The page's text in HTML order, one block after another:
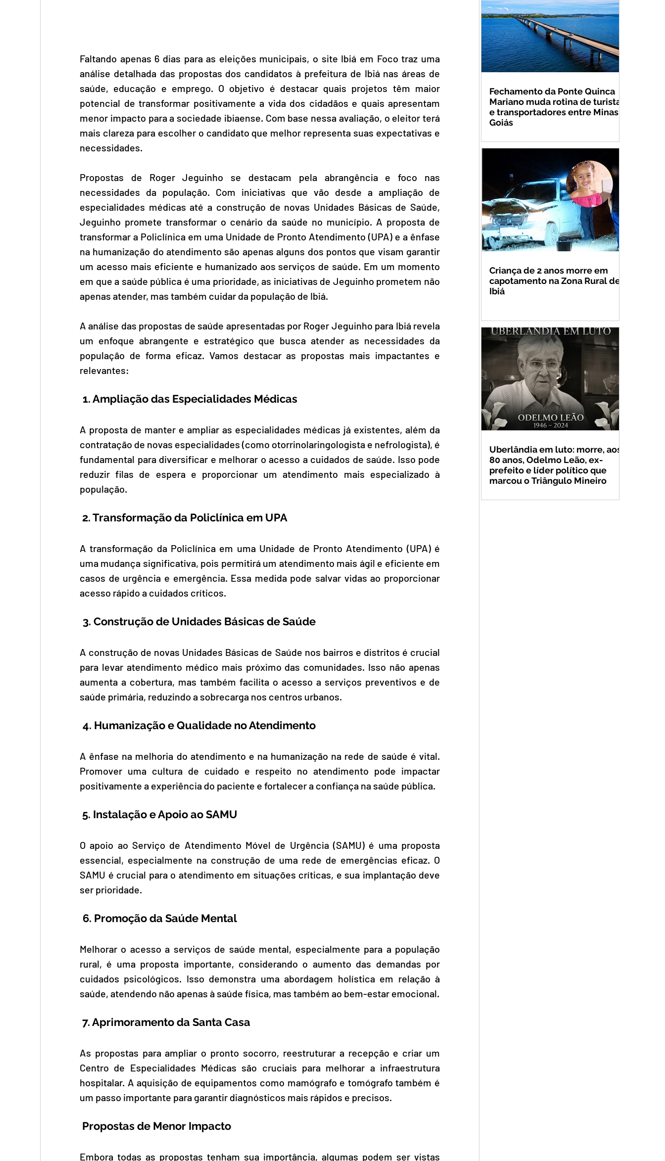
Faltando apenas 6 dias para as eleições municipais, o site Ibiá em Foco traz uma
análise detalhada das propostas dos candidatos à prefeitura de Ibiá nas áreas de
saúde, educação e emprego. O objetivo é destacar quais projetos têm maior
potencial de transformar positivamente a vida dos cidadãos e quais apresentam
menor impacto para a sociedade ibiaense. Com base nessa avaliação, o eleitor terá
mais clareza para escolher o candidato que melhor representa suas expectativas e
necessidades.
Propostas de Roger Jeguinho se destacam pela abrangência e foco nas
necessidades da população. Com iniciativas que vão desde a ampliação de
especialidades médicas até a construção de novas Unidades Básicas de Saúde,
Jeguinho promete transformar o cenário da saúde no município. A proposta de
transformar a Policlínica em uma Unidade de Pronto Atendimento (UPA) e a ênfase
na humanização do atendimento são apenas alguns dos pontos que visam garantir
um acesso mais eficiente e humanizado aos serviços de saúde. Em um momento
em que a saúde pública é uma prioridade, as iniciativas de Jeguinho prometem não
apenas atender, mas também cuidar da população de Ibiá.
A análise das propostas de saúde apresentadas por Roger Jeguinho para Ibiá revela
um enfoque abrangente e estratégico que busca atender as necessidades da
população de forma eficaz. Vamos destacar as propostas mais impactantes e
relevantes:
1. Ampliação das Especialidades Médicas
A proposta de manter e ampliar as especialidades médicas já existentes, além da
contratação de novas especialidades (como otorrinolaringologista e nefrologista), é
fundamental para diversificar e melhorar o acesso a cuidados de saúde. Isso pode
reduzir filas de espera e proporcionar um atendimento mais especializado à
população.
2. Transformação da Policlínica em UPA
A transformação da Policlínica em uma Unidade de Pronto Atendimento (UPA) é
uma mudança significativa, pois permitirá um atendimento mais ágil e eficiente em
casos de urgência e emergência. Essa medida pode salvar vidas ao proporcionar
acesso rápido a cuidados críticos.
3. Construção de Unidades Básicas de Saúde
A construção de novas Unidades Básicas de Saúde nos bairros e distritos é crucial
para levar atendimento médico mais próximo das comunidades. Isso não apenas
aumenta a cobertura, mas também facilita o acesso a serviços preventivos e de
saúde primária, reduzindo a sobrecarga nos centros urbanos.
4. Humanização e Qualidade no Atendimento
A ênfase na melhoria do atendimento e na humanização na rede de saúde é vital.
Promover uma cultura de cuidado e respeito no atendimento pode impactar
positivamente a experiência do paciente e fortalecer a confiança na saúde pública.
5. Instalação e Apoio ao SAMU
O apoio ao Serviço de Atendimento Móvel de Urgência (SAMU) é uma proposta
essencial, especialmente na construção de uma rede de emergências eficaz. O
SAMU é crucial para o atendimento em situações críticas, e sua implantação deve
ser prioridade.
6. Promoção da Saúde Mental
Melhorar o acesso a serviços de saúde mental, especialmente para a população
rural, é uma proposta importante, considerando o aumento das demandas por
cuidados psicológicos. Isso demonstra uma abordagem holística em relação à
saúde, atendendo não apenas à saúde física, mas também ao bem-estar emocional.
7. Aprimoramento da Santa Casa
As propostas para ampliar o pronto socorro, reestruturar a recepção e criar um
Centro de Especialidades Médicas são cruciais para melhorar a infraestrutura
hospitalar. A aquisição de equipamentos como mamógrafo e tomógrafo também é
um passo importante para garantir diagnósticos mais rápidos e precisos.
Propostas de Menor Impacto
Embora todas as propostas tenham sua importância, algumas podem ser vistas
Fechamento da Ponte Quinca
Mariano muda rotina de turistas
e transportadores entre Minas e
Goiás
Criança de 2 anos morre em
capotamento na Zona Rural de
Ibiá
Uberlândia em luto: morre, aos
80 anos, Odelmo Leão, ex-
prefeito e líder político que
marcou o Triângulo Mineiro